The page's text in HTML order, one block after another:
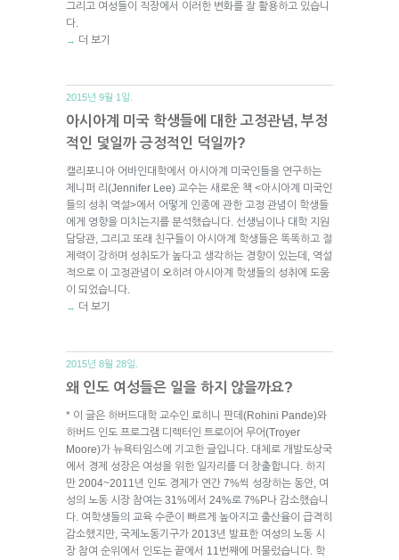
그리고 여성들이 직장에서 이러한 변화를 잘 활용하고 있습니
다.
→ 더 보기
2015년 9월 1일.
아시아계 미국 학생들에 대한 고정관념, 부정
적인 덫일까 긍정적인 덕일까?
캘리포니아 어바인대학에서 아시아계 미국인들을 연구하는
제니퍼 리(Jennifer Lee) 교수는 새로운 책 <아시아계 미국인
들의 성취 역설>에서 어떻게 인종에 관한 고정 관념이 학생들
에게 영향을 미치는지를 분석했습니다. 선생님이나 대학 지원
담당관, 그리고 또래 친구들이 아시아계 학생들은 똑똑하고 절
제력이 강하며 성취도가 높다고 생각하는 경향이 있는데, 역설
적으로 이 고정관념이 오히려 아시아계 학생들의 성취에 도움
이 되었습니다.
→ 더 보기
2015년 8월 28일.
왜 인도 여성들은 일을 하지 않을까요?
* 이 글은 하버드대학 교수인 로히니 판데(Rohini Pande)와
하버드 인도 프로그램 디렉터인 트로이어 무어(Troyer
Moore)가 뉴욕타임스에 기고한 글입니다. 대체로 개발도상국
에서 경제 성장은 여성을 위한 일자리를 더 창출합니다. 하지
만 2004~2011년 인도 경제가 연간 7%씩 성장하는 동안, 여
성의 노동 시장 참여는 31%에서 24%로 7%P나 감소했습니
다. 여학생들의 교육 수준이 빠르게 높아지고 출산율이 급격히
감소했지만, 국제노동기구가 2013년 발표한 여성의 노동 시
장 참여 순위에서 인도는 끝에서 11번째에 머물렀습니다. 학